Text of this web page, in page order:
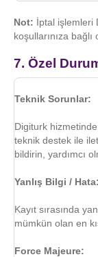
Not: İptal işlemleri
koşullarınıza
7. Özel
Teknik Sorunlar:
Digiturk
teknik destek ile
bildirin, yardımcı
Yanlış Bilgi / Hata:
Kayıt sırasında
mümkün olan en
Force Majeure: